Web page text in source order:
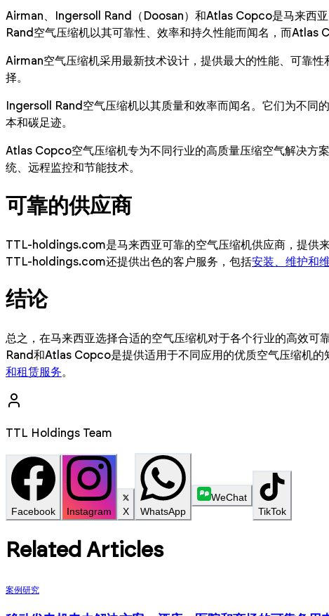
Airman、Ingersoll Rand（Doosan）和Atlas Copco是马来西亚
Rand空气压缩机以其可靠性、效率和持久性能而闻名，而Atlas
Airman空气压缩机采用最新技术设计，提供最大的性能、可靠
择。
Ingersoll Rand空气压缩机以其质量和效率而闻名。它们为不同
本和碳足迹。
Atlas Copco空气压缩机专为不同行业的高质量压缩空气解决方
统、远程监控和节能技术。
可靠的供应商
TTL-holdings.com是马来西亚可靠的空气压缩机供应商，提供
TTL-holdings.com还提供出色的客户服务，包括安装、维护和
结论
总之，在马来西亚选择合适的空气压缩机对于各个行业的高效
Rand和Atlas Copco是提供适用于不同应用的优质空气压缩机
和租赁服务。
TTL Holdings Team
Facebook Instagram X WhatsApp
WeChat
TikTok
Related Articles
案例研究